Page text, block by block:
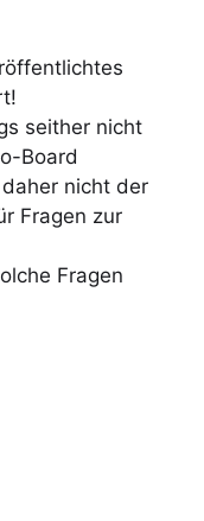
seither nicht
Board
nicht der
Fragen zur
Fragen